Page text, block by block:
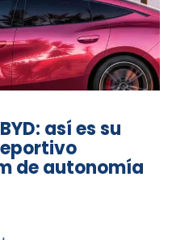
así es su
de autonomía